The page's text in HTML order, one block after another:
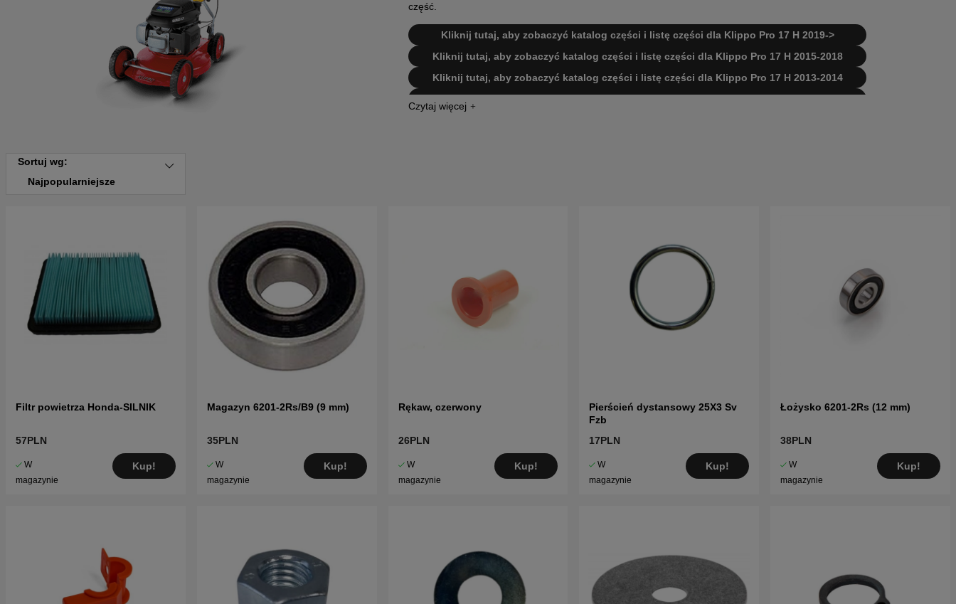
część.
Kliknij tutaj, aby zobaczyć katalog części i listę części dla Klippo Pro 17 H 2019->
Kliknij tutaj, aby zobaczyć katalog części i listę części dla Klippo Pro 17 H 2015-2018
Kliknij tutaj, aby zobaczyć katalog części i listę części dla Klippo Pro 17 H 2013-2014
Sortuj wg:
Najpopularniejsze
Filtr powietrza Honda-SILNIK
57PLN
W
magazynie
Kup!
Magazyn 6201-2Rs/B9 (9 mm)
35PLN
W
magazynie
Kup!
Rękaw, czerwony
26PLN
W
magazynie
Kup!
Pierścień dystansowy 25X3 Sv
Fzb
17PLN
W
magazynie
Kup!
Łożysko 6201-2Rs (12 mm)
38PLN
W
magazynie
Kup!